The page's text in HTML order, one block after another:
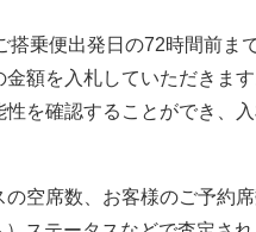
搭乗便出発日の72時間前ま
額を入札していただきま
を確認することができ、
空席数、お客様のご予約席